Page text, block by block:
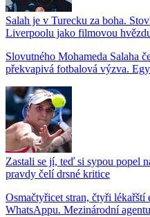
Salah je v Turecku za boha.
Liverpoolu jako filmovou
Slovutného Mohameda Salaha
překvapivá fotbalová výzva.
Zastali se jí, teď si sypou popel
pravdy čelí drsné kritice
Osmačtyřicet stran, čtyři lékařští
WhatsAppu. Mezinárodní